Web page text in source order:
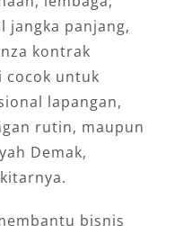
jangka panjang,
kontrak
cocok untuk
lapangan,
rutin, maupun
Demak,
bisnis